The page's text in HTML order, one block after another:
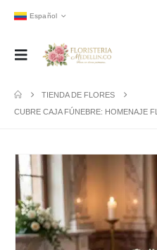
Español
TIENDA DE FLORES
CUBRE CAJA FÚNEBRE: HOMENAJE